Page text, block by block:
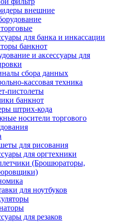
внешние
для банка и инкассации
банкнот
и аксессуары для
сбора данных
кассовая техника
пистолеты
банкнот
штрих-кода
носители торгового
для рисования
для оргтехники
(Брошюраторы,
для ноутбуков
для резаков